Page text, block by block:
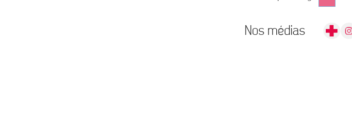
Nos médias